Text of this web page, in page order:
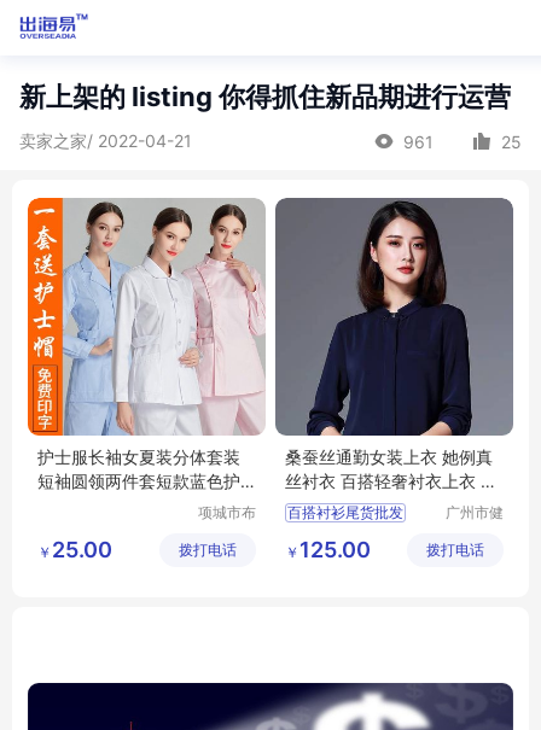
新上架的 listing 你得抓住新品期进行运营
卖家之家/ 2022-04-21 961 25
护士服长袖女夏装分体套装
短袖圆领两件套短款蓝色护
项城市布
有限公司
￥ 25.00 拨打电话
桑蚕丝通勤女装上衣 她例真
丝衬衣 百搭轻奢衬衣上衣 尾
货女装批发
百搭衬衫尾货批发
广州女装批发市场
广州市健
限公司
￥ 125.00 拨打电话